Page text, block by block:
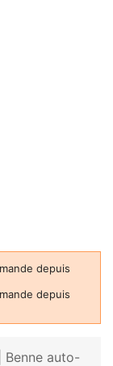
depuis
depuis
Benne auto-